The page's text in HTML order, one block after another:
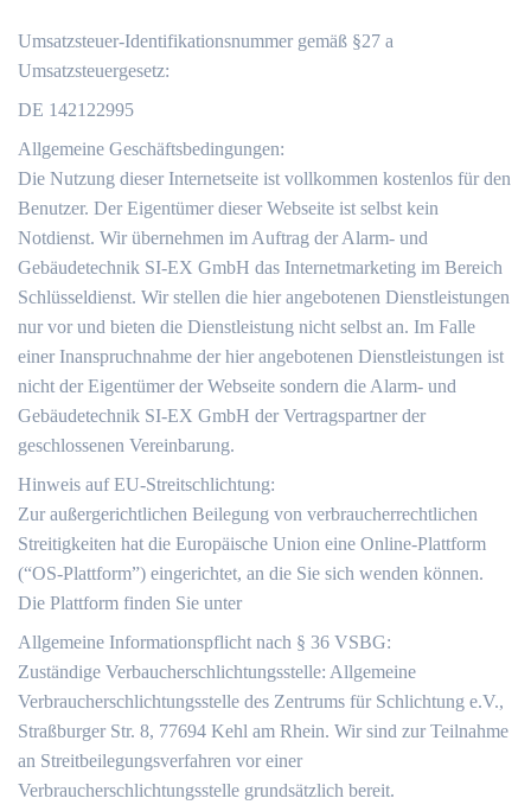
Umsatzsteuer-Identifikationsnummer gemäß §27 a
Umsatzsteuergesetz:
DE 142122995
Allgemeine Geschäftsbedingungen:
Die Nutzung dieser Internetseite ist vollkommen kostenlos für den
Benutzer. Der Eigentümer dieser Webseite ist selbst kein
Notdienst. Wir übernehmen im Auftrag der Alarm- und
Gebäudetechnik SI-EX GmbH das Internetmarketing im Bereich
Schlüsseldienst. Wir stellen die hier angebotenen Dienstleistungen
nur vor und bieten die Dienstleistung nicht selbst an. Im Falle
einer Inanspruchnahme der hier angebotenen Dienstleistungen ist
nicht der Eigentümer der Webseite sondern die Alarm- und
Gebäudetechnik SI-EX GmbH der Vertragspartner der
geschlossenen Vereinbarung.
Hinweis auf EU-Streitschlichtung:
Zur außergerichtlichen Beilegung von verbraucherrechtlichen
Streitigkeiten hat die Europäische Union eine Online-Plattform
(“OS-Plattform”) eingerichtet, an die Sie sich wenden können.
Die Plattform finden Sie unter
Allgemeine Informationspflicht nach § 36 VSBG:
Zuständige Verbaucherschlichtungsstelle: Allgemeine
Verbraucherschlichtungsstelle des Zentrums für Schlichtung e.V.,
Straßburger Str. 8, 77694 Kehl am Rhein. Wir sind zur Teilnahme
an Streitbeilegungsverfahren vor einer
Verbraucherschlichtungsstelle grundsätzlich bereit.